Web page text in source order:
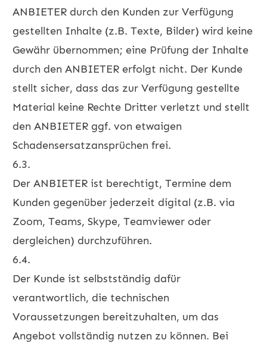
ANBIETER durch den Kunden zur Verfügung
gestellten Inhalte (z.B. Texte, Bilder) wird keine
Gewähr übernommen; eine Prüfung der Inhalte
durch den ANBIETER erfolgt nicht. Der Kunde
stellt sicher, dass das zur Verfügung gestellte
Material keine Rechte Dritter verletzt und stellt
den ANBIETER ggf. von etwaigen
Schadensersatzansprüchen frei.
6.3.
Der ANBIETER ist berechtigt, Termine dem
Kunden gegenüber jederzeit digital (z.B. via
Zoom, Teams, Skype, Teamviewer oder
dergleichen) durchzuführen.
6.4.
Der Kunde ist selbstständig dafür
verantwortlich, die technischen
Voraussetzungen bereitzuhalten, um das
Angebot vollständig nutzen zu können. Bei